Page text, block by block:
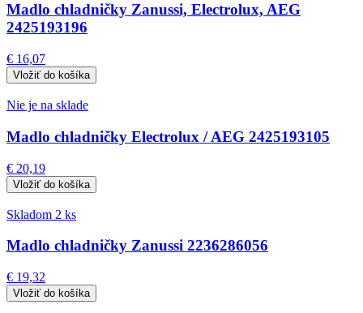
Madlo chladničky Zanussi, Electrolux, AEG
2425193196
€ 16,07
Nie je na sklade
Madlo chladničky Electrolux / AEG 2425193105
€ 20,19
Skladom 2 ks
Madlo chladničky Zanussi 2236286056
€ 19,32